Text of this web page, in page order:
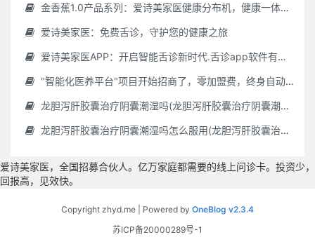
金香蕉1.0产品系列：爱诗美家医健康分布机，健康一体机，社区服务中心，药店，健康小屋都需要
爱诗美家医：免费舌诊，守护您的健康之旅
爱诗美家医APP：开启智能舌诊新时代.舌诊app软件有哪些 好用的舌诊app大全
"智能化医养平台"项目开始招商了，零加盟费，终身自动赚钱
龙胆泻肝胶囊治疗阴囊潮湿吗(龙胆泻肝胶囊治疗阴囊潮湿吗怎么服用)
龙胆泻肝胶囊治疗阴囊潮湿吗怎么服用(龙胆泻肝胶囊治疗阴囊潮湿吗怎么服用效果好)
爱诗美家医，全国招募合伙人。亿万家庭都需要的线上问诊卡。投资少，
回报高，见效快。
Copyright zhyd.me | Powered by OneBlog v2.3.4
苏ICP备20000289号-1